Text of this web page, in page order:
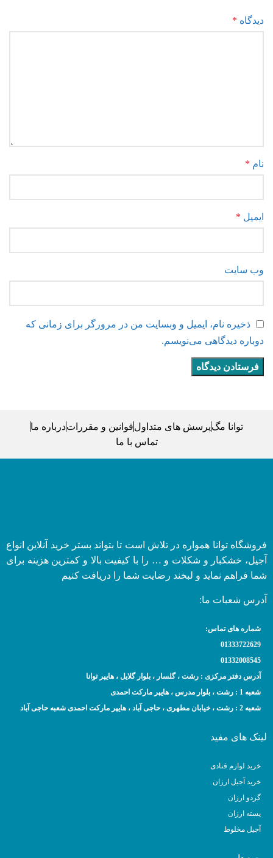
دیدگاه *
نام *
ایمیل *
وب‌ سایت
ذخیره نام، ایمیل و وبسایت من در مرورگر برای زمانی که
دوباره دیدگاهی می‌نویسم.
توانا مگپرسش های متداولقوانین و مقرراتدرباره ما
تماس با ما
فروشگاه توانا همواره در تلاش است تا بتواند بستر خرید آنلاین انواع
آجیل، خشکبار و شکلات و … را با کیفیت بالا و کمترین هزینه برای
شما فراهم نماید و لبخند رضایت شما را دریافت کنیم
آدرس شعبات ما:
شماره های تماس:
01333722629
01332008545
آدرس دفتر مرکزی : رشت ، گلسار ، بلوار گلایل ، هایپر توانا
شعبه 1 : رشت ، بلوار مدرس ، هایپر مارکت احمدی
شعبه 2 : رشت ، خیابان مطهری ، حاجی آباد ، هایپر مارکت احمدی شعبه حاجی آباد
لینک های مفید
خرید لوازم قنادی
خرید آجیل ارزان
گردو ارزان
پسته ارزان
آجیل مخلوط